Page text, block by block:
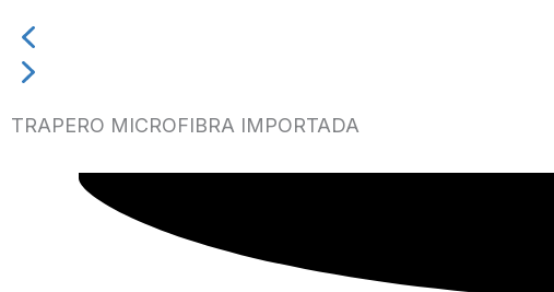
TRAPERO MICROFIBRA IMPORTADA